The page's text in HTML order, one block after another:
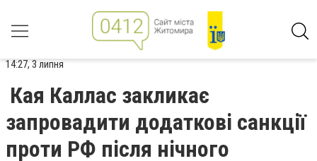
14:27, 3 липня
Кая Каллас закликає
запровадити додаткові санкції
проти РФ після нічного